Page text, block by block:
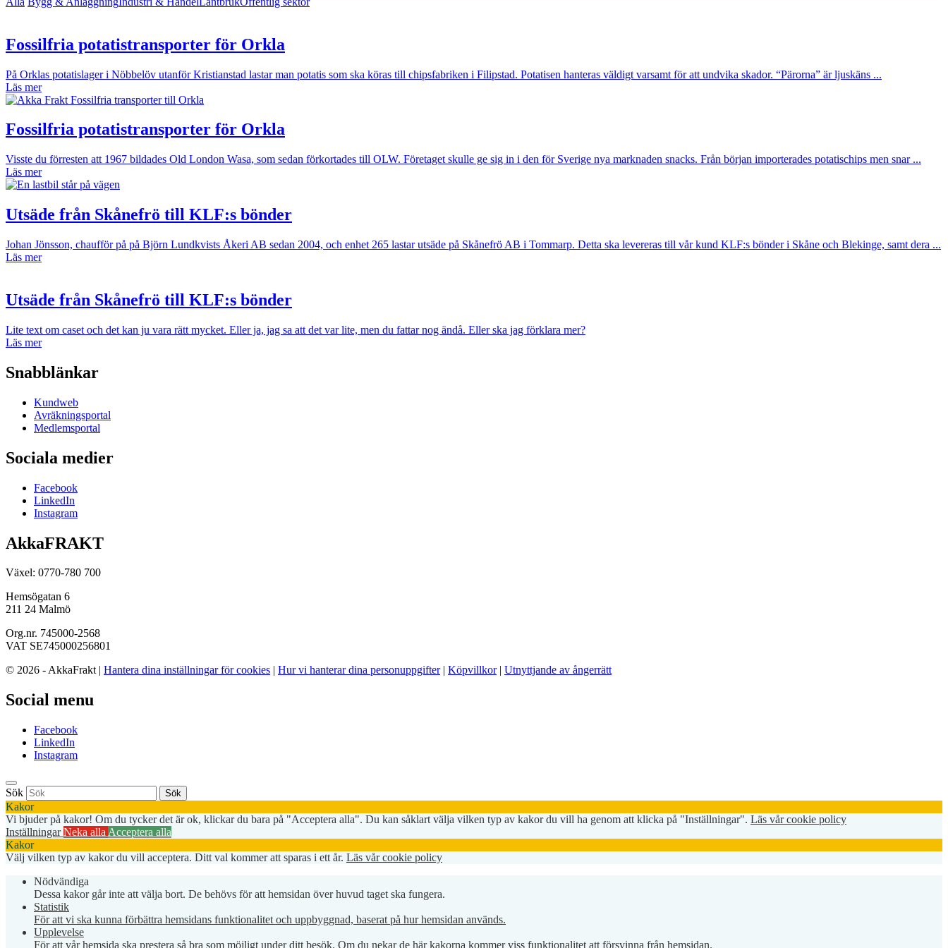
Fossilfria potatistransporter för Orkla
På Orklas potatislager i Nöbbelöv utanför Kristianstad lastar man potatis som ska köras till chipsfabriken i Filipstad. Potatisen hanteras väldigt varsamt för att undvika skador. “Pärorna” är ljuskäns ...
Läs mer
Fossilfria potatistransporter för Orkla
Visste du förresten att 1967 bildades Old London Wasa, som sedan förkortades till OLW. Företaget skulle ge sig in i den för Sverige nya marknaden snacks. Från början importerades potatischips men snar ...
Läs mer
Utsäde från Skånefrö till KLF:s bönder
Johan Jönsson, chaufför på på Björn Lundkvists Åkeri AB sedan 2004, och enhet 265 lastar utsäde på Skånefrö AB i Tommarp. Detta ska levereras till vår kund KLF:s bönder i Skåne och Blekinge, samt dera ...
Läs mer
Utsäde från Skånefrö till KLF:s bönder
Lite text om caset och det kan ju vara rätt mycket. Eller ja, jag sa att det var lite, men du fattar nog ändå. Eller ska jag förklara mer?
Läs mer
Snabblänkar
Kundweb
Avräkningsportal
Medlemsportal
Sociala medier
Facebook
LinkedIn
Instagram
AkkaFRAKT
Växel: 0770-780 700
Hemsögatan 6
211 24 Malmö
Org.nr. 745000-2568
VAT SE745000256801
© 2026 - AkkaFrakt | Hantera dina inställningar för cookies | Hur vi hanterar dina personuppgifter| Köpvillkor| Utnyttjande av ångerrätt
Social menu
Facebook
LinkedIn
Instagram
Sök Sök
Kakor
Vi bjuder på kakor! Om du tycker det är ok, klickar du bara på "Acceptera alla". Du kan såklart välja vilken typ av kakor du vill ha genom att klicka på "Inställningar". Läs vår cookie policy
InställningarNeka alla Acceptera alla
Kakor
Välj vilken typ av kakor du vill acceptera. Ditt val kommer att sparas i ett år. Läs vår cookie policy
Nödvändiga
Dessa kakor går inte att välja bort. De behövs för att hemsidan över huvud taget ska fungera.
Statistik
För att vi ska kunna förbättra hemsidans funktionalitet och uppbyggnad, baserat på hur hemsidan används.
Upplevelse
För att vår hemsida ska prestera så bra som möjligt under ditt besök. Om du nekar de här kakorna kommer viss funktionalitet att försvinna från hemsidan.